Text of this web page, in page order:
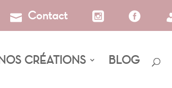
Contact
CRÉATIONS BLOG